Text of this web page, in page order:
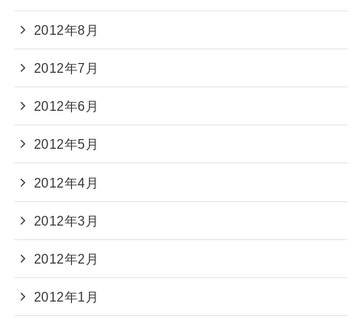
2012年8月
2012年7月
2012年6月
2012年5月
2012年4月
2012年3月
2012年2月
2012年1月